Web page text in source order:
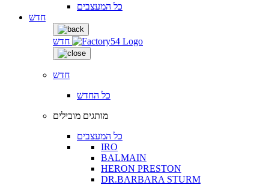
כל המעצבים
חדש
חדש
חדש
כל החדש
מותגים מובילים
כל המעצבים
IRO
BALMAIN
HERON PRESTON
DR.BARBARA STURM